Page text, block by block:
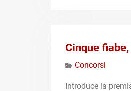
Cinque
Concorsi
Introduce la